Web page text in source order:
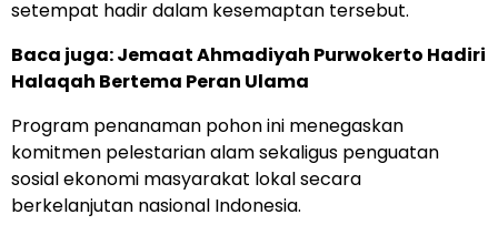
setempat hadir dalam kesemaptan tersebut.
Baca juga: Jemaat Ahmadiyah Purwokerto Hadiri
Halaqah Bertema Peran Ulama
Program penanaman pohon ini menegaskan
komitmen pelestarian alam sekaligus penguatan
sosial ekonomi masyarakat lokal secara
berkelanjutan nasional Indonesia.